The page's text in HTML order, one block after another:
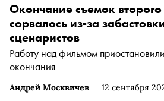
Андрей Москвичев 12 сентября
Окончание съемок
сорвалось из-за
сценаристов
Работу над фильмом
окончания